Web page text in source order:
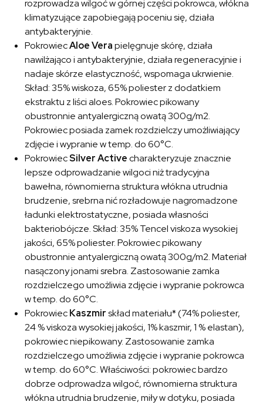
rozprowadza wilgoć w górnej części pokrowca, włókna
klimatyzujące zapobiegają poceniu się, działa
antybakteryjnie.
PokrowiecAloe Verapielęgnuje skórę, działa
nawilżająco i antybakteryjnie, działa regeneracyjnie i
nadaje skórze elastyczność, wspomaga ukrwienie.
Skład: 35% wiskoza, 65% poliester z dodatkiem
ekstraktu z liści aloes. Pokrowiec pikowany
obustronnie antyalergiczną owatą 300g/m2.
Pokrowiec posiada zamek rozdzielczy umożliwiający
zdjęcie i wypranie w temp. do 60°C.
PokrowiecSilver Activecharakteryzuje znacznie
lepsze odprowadzanie wilgoci niż tradycyjna
bawełna, równomierna struktura włókna utrudnia
brudzenie, srebrna nić rozładowuje nagromadzone
ładunki elektrostatyczne, posiada własności
bakteriobójcze. Skład: 35% Tencel viskoza wysokiej
jakości, 65% poliester. Pokrowiec pikowany
obustronnie antyalergiczną owatą 300g/m2. Materiał
nasączony jonami srebra. Zastosowanie zamka
rozdzielczego umożliwia zdjęcie i wypranie pokrowca
w temp. do 60°C.
PokrowiecKaszmirskład materiału* (74% poliester,
24 % viskoza wysokiej jakości, 1% kaszmir, 1 % elastan),
pokrowiec niepikowany. Zastosowanie zamka
rozdzielczego umożliwia zdjęcie i wypranie pokrowca
w temp. do 60°C. Właściwości: pokrowiec bardzo
dobrze odprowadza wilgoć, równomierna struktura
włókna utrudnia brudzenie, miły w dotyku, posiada